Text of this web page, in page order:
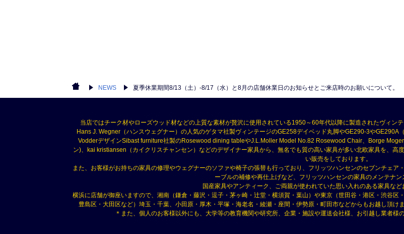
NEWS 夏季休業期間8/13（土）-8/17（水）と8月の店舗休業日のお知らせとご来店時のお願いについて。
当店ではチーク材やローズウッド材などの上質な素材が贅沢に使用されている1950～60年代以降に製造されたヴィン
Hans J. Wegner（ハンスウェグナー）の人気のゲタマ社製ヴィンテージのGE258デイベッド丸脚やGE290-3や
VodderデザインSibast furniture社製のRosewood dining tableやJ.L.Moller Model No.82 Rosewood Chair、Borge
ン)、kai kristiansen（カイクリスチャンセン）などのデザイナー家具から、無名でも質の高い家具が多い北欧家具を、
い販売をしております。
また、お客様がお持ちの家具の修理やウェグナーのソファや椅子の張替も行っており、フリッツハンセンのセブンチェ
ーブルの補修や再仕上げなど、フリッツハンセンの家具のメンテナン
国産家具やアンティーク、ご両親が使われていた思い入れのある家具など
横浜に店舗が御座いますので、湘南（鎌倉・藤沢・逗子・茅ヶ崎・辻堂・横須賀・葉山）や東京（世田谷・港区・渋谷区
豊島区・大田区など）埼玉・千葉、小田原・厚木・平塚・海老名・綾瀬・座間・伊勢原・町田市などからもお越し頂け
＊また、個人のお客様以外にも、大学等の教育機関や研究所、企業・施設や運送会社様、お引越し業者様